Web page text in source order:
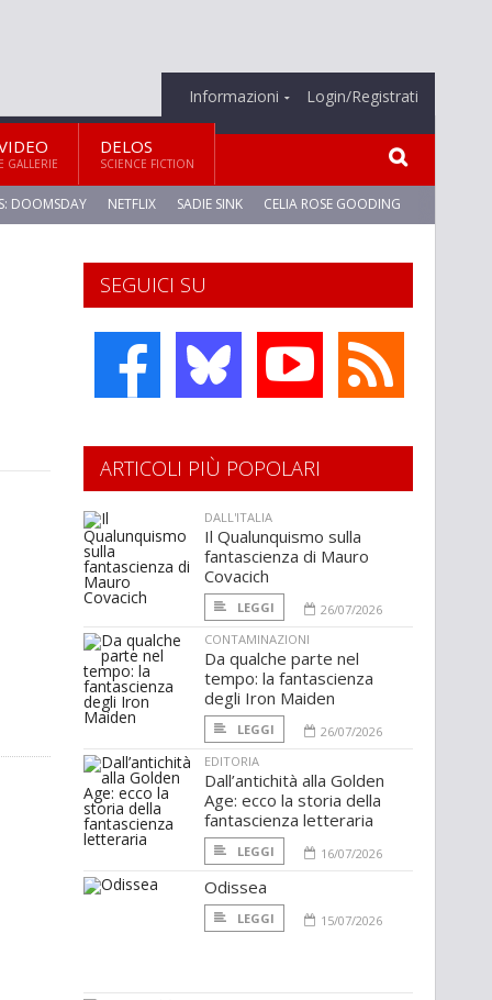
Informazioni Login/Registrati
GALLERIE
DELOS
SCIENCE FICTION
DOOMSDAY NETFLIX SADIE SINK CELIA ROSE GOODING
SEGUICI SU
ARTICOLI PIÙ POPOLARI
DALL'ITALIA
Il Qualunquismo sulla
fantascienza di Mauro
Covacich
LEGGI
26/07/2026
CONTAMINAZIONI
Da qualche parte nel
tempo: la fantascienza
degli Iron Maiden
LEGGI
26/07/2026
EDITORIA
Dall’antichità alla Golden
Age: ecco la storia della
fantascienza letteraria
LEGGI 16/07/2026
Odissea
LEGGI 15/07/2026